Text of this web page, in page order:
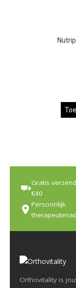
Gratis
€40
Persoonlijk
Orthovitality is